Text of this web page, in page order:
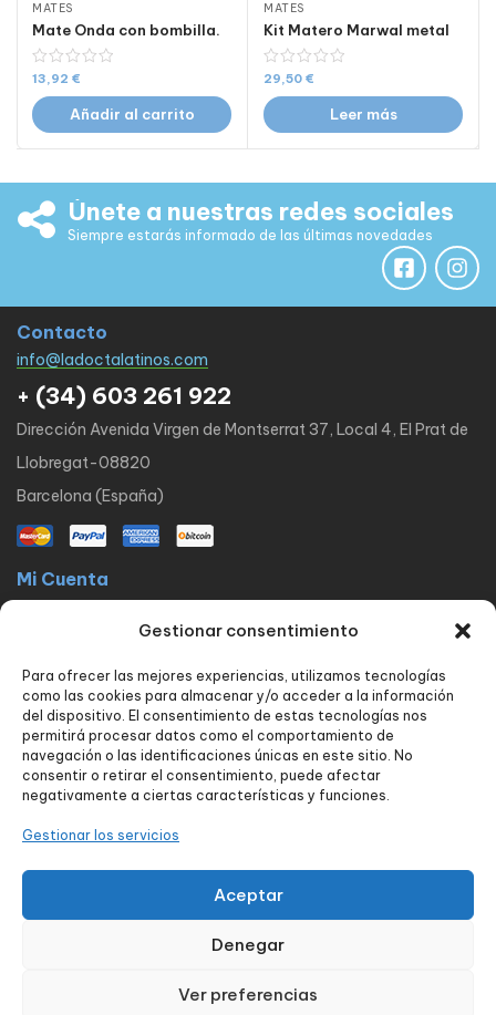
Gestionar consentimiento
Para ofrecer las mejores experiencias, utilizamos tecnologías
como las cookies para almacenar y/o acceder a la información
del dispositivo. El consentimiento de estas tecnologías nos
permitirá procesar datos como el comportamiento de
navegación o las identificaciones únicas en este sitio. No
consentir o retirar el consentimiento, puede afectar
negativamente a ciertas características y funciones.
Gestionar los servicios
Aceptar
Denegar
Ver preferencias
MATES
Mate Onda con bombilla.
13,92 €
Añadir al carrito
MATES
Kit Matero Marwal metal
29,50 €
Leer más
Únete a nuestras redes sociales
Siempre estarás informado de las últimas novedades
Contacto
info@ladoctalatinos.com
+ (34) 603 261 922
Dirección Avenida Virgen de Montserrat 37, Local 4, El Prat de
Llobregat-08820
Barcelona (España)
Mi Cuenta
Políticas
FAQ Avisos legales
Política de privacidad
Política de envío y devoluciones
Política de cookies
Nuestros servicios